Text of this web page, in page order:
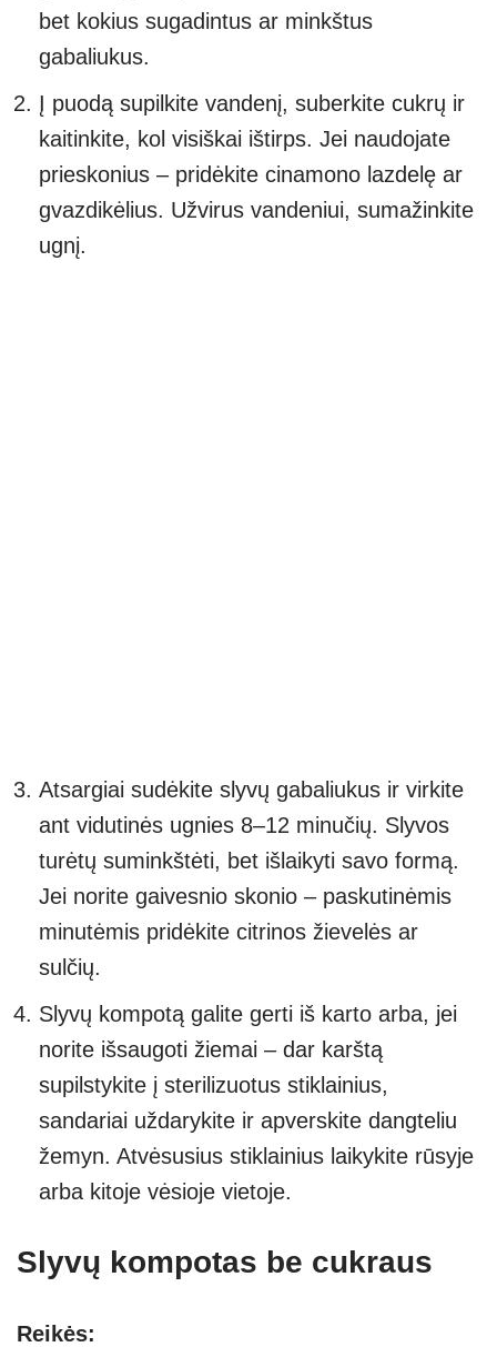
bet kokius sugadintus ar minkštus
gabaliukus.
Į puodą supilkite vandenį, suberkite cukrų ir
kaitinkite, kol visiškai ištirps. Jei naudojate
prieskonius – pridėkite cinamono lazdelę ar
gvazdikėlius. Užvirus vandeniui, sumažinkite
ugnį.
Atsargiai sudėkite slyvų gabaliukus ir virkite
ant vidutinės ugnies 8–12 minučių. Slyvos
turėtų suminkštėti, bet išlaikyti savo formą.
Jei norite gaivesnio skonio – paskutinėmis
minutėmis pridėkite citrinos žievelės ar
sulčių.
Slyvų kompotą galite gerti iš karto arba, jei
norite išsaugoti žiemai – dar karštą
supilstykite į sterilizuotus stiklainius,
sandariai uždarykite ir apverskite dangteliu
žemyn. Atvėsusius stiklainius laikykite rūsyje
arba kitoje vėsioje vietoje.
Slyvų kompotas be cukraus
Reikės: